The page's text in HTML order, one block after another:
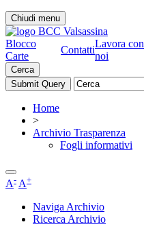
Chiudi menu
Blocco
Carte
Contatti
Lavora con
noi
Cerca
Home
>
Archivio Trasparenza
Fogli informativi
A- A+
Naviga Archivio
Ricerca Archivio